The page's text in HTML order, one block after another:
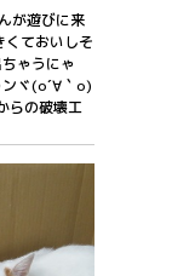
が遊びに来
ておいしそ
ゃうにゃ
ヾ(o´∀｀o)
らの破壊工